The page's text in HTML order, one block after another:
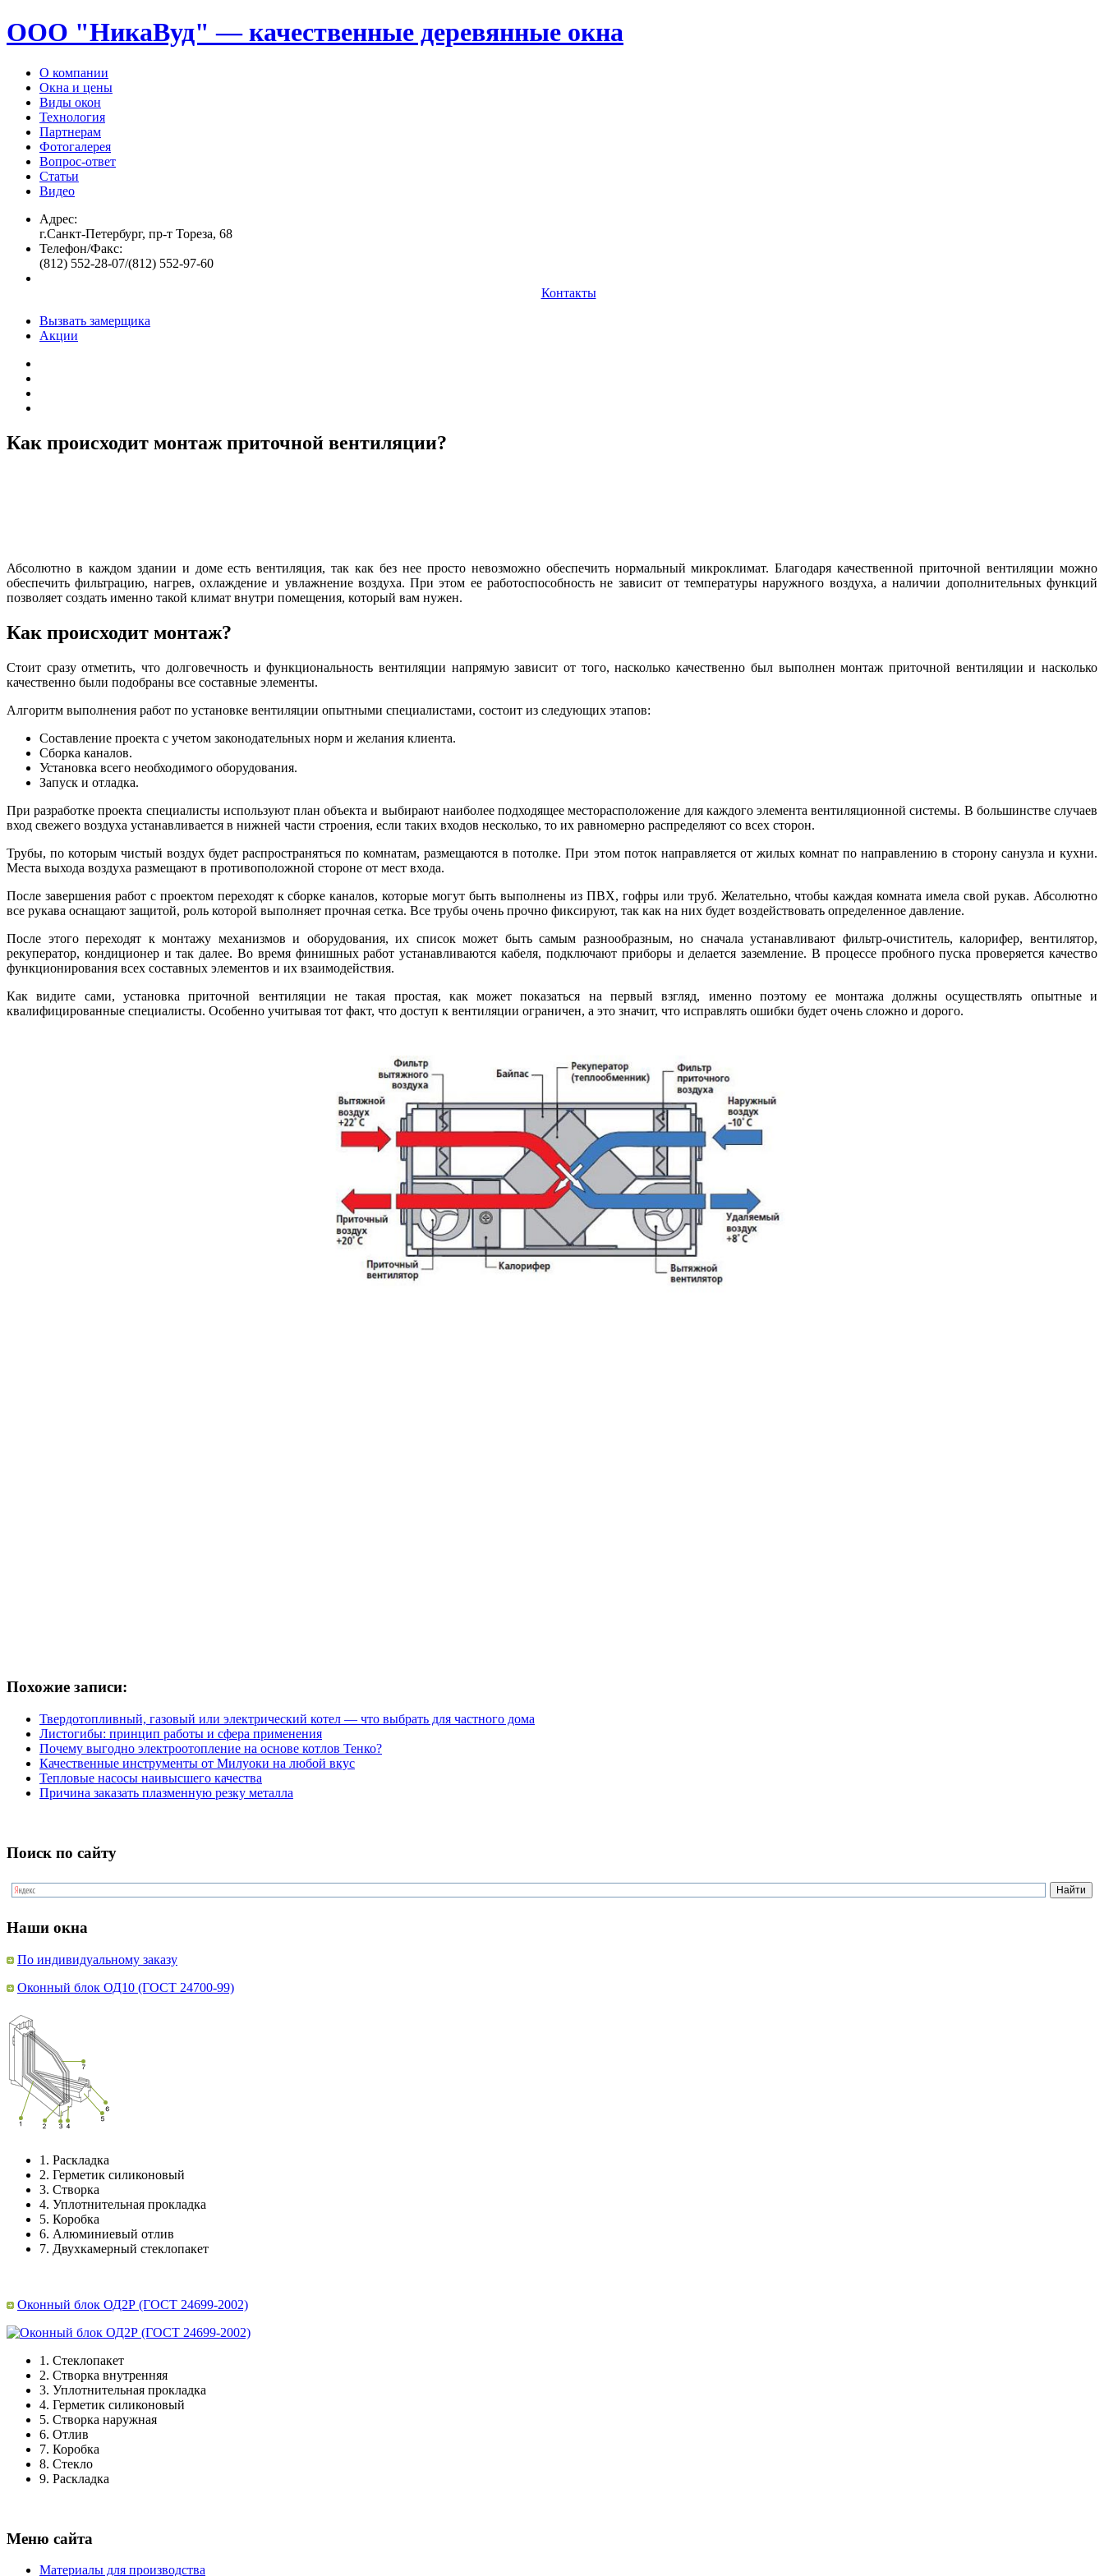
ООО "НикаВуд" — качественные деревянные окна
О компании
Окна и цены
Виды окон
Технология
Партнерам
Фотогалерея
Вопрос-ответ
Статьи
Видео
Адрес:
г.Санкт-Петербург, пр-т Тореза, 68
Телефон/Факс:
(812) 552-28-07/(812) 552-97-60
Контакты
Вызвать замерщика
Акции
Как происходит монтаж приточной вентиляции?
Абсолютно в каждом здании и доме есть вентиляция, так как без нее просто невозможно обеспечить нормальный микроклимат. Благодаря качественной приточной вентиляции можно
обеспечить фильтрацию, нагрев, охлаждение и увлажнение воздуха. При этом ее работоспособность не зависит от температуры наружного воздуха, а наличии дополнительных функций
позволяет создать именно такой климат внутри помещения, который вам нужен.
Как происходит монтаж?
Стоит сразу отметить, что долговечность и функциональность вентиляции напрямую зависит от того, насколько качественно был выполненмонтаж приточной вентиляции и насколько
качественно были подобраны все составные элементы.
Алгоритм выполнения работ по установке вентиляции опытными специалистами, состоит из следующих этапов:
Составление проекта с учетом законодательных норм и желания клиента.
Сборка каналов.
Установка всего необходимого оборудования.
Запуск и отладка.
При разработке проекта специалисты используют план объекта и выбирают наиболее подходящее месторасположение для каждого элемента вентиляционной системы. В большинстве случаев
вход свежего воздуха устанавливается в нижней части строения, если таких входов несколько, то их равномерно распределяют со всех сторон.
Трубы, по которым чистый воздух будет распространяться по комнатам, размещаются в потолке. При этом поток направляется от жилых комнат по направлению в сторону санузла и кухни.
Места выхода воздуха размещают в противоположной стороне от мест входа.
После завершения работ с проектом переходят к сборке каналов, которые могут быть выполнены из ПВХ, гофры или труб. Желательно, чтобы каждая комната имела свой рукав. Абсолютно
все рукава оснащают защитой, роль которой выполняет прочная сетка. Все трубы очень прочно фиксируют, так как на них будет воздействовать определенное давление.
После этого переходят к монтажу механизмов и оборудования, их список может быть самым разнообразным, но сначала устанавливают фильтр-очиститель, калорифер, вентилятор,
рекуператор, кондиционер и так далее. Во время финишных работ устанавливаются кабеля, подключают приборы и делается заземление. В процессе пробного пуска проверяется качество
функционирования всех составных элементов и их взаимодействия.
Как видите сами, установка приточной вентиляции не такая простая, как может показаться на первый взгляд, именно поэтому ее монтажа должны осуществлять опытные и
квалифицированные специалисты. Особенно учитывая тот факт, что доступ к вентиляции ограничен, а это значит, что исправлять ошибки будет очень сложно и дорого.
Похожие записи:
Твердотопливный, газовый или электрический котел — что выбрать для частного дома
Листогибы: принцип работы и сфера применения
Почему выгодно электроотопление на основе котлов Тенко?
Качественные инструменты от Милуоки на любой вкус
Тепловые насосы наивысшего качества
Причина заказать плазменную резку металла
Поиск по сайту
Наши окна
По индивидуальному заказу
Оконный блок ОД10 (ГОСТ 24700-99)
1. Раскладка
2. Герметик силиконовый
3. Створка
4. Уплотнительная прокладка
5. Коробка
6. Алюминиевый отлив
7. Двухкамерный стеклопакет
Оконный блок ОД2Р (ГОСТ 24699-2002)
1. Стеклопакет
2. Створка внутренняя
3. Уплотнительная прокладка
4. Герметик силиконовый
5. Створка наружная
6. Отлив
7. Коробка
8. Стекло
9. Раскладка
Меню сайта
Материалы для производства